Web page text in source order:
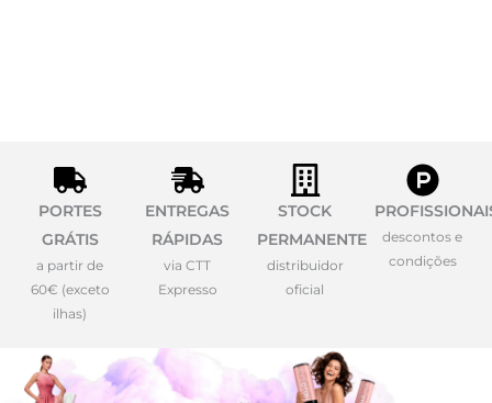
PORTES
GRÁTIS
a partir de
60€ (exceto
ilhas)
ENTREGAS
RÁPIDAS
via CTT
Expresso
STOCK
PERMANENTE
distribuidor
oficial
descontos e
condições